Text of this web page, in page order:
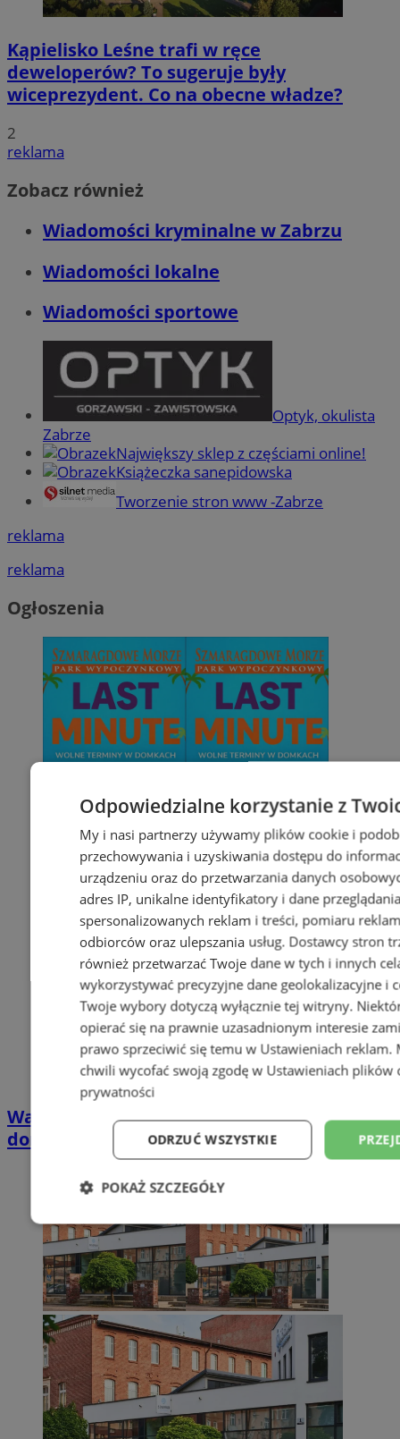
Kąpielisko Leśne trafi w ręce
deweloperów? To sugeruje były
wiceprezydent. Co na obecne władze?
2
reklama
Zobacz również
Wiadomości kryminalne w Zabrzu
Wiadomości lokalne
Wiadomości sportowe
Optyk, okulista
Zabrze
Największy sklep z częściami online!
Książeczka sanepidowska
Tworzenie stron www -Zabrze
reklama
reklama
Ogłoszenia
Wakacyjny wypoczynek nad Bałtykiem w
domkach Szmaragdowe Morze
Odpowiedzialne korzystanie z
My i nasi partnerzy używamy plików cookie i
przechowywania i uzyskiwania dostępu do
urządzeniu oraz do przetwarzania danych
adres IP, unikalne identyfikatory i dane
spersonalizowanych reklam i treści, pomiaru
odbiorców oraz ulepszania usług. Dostawcy stron
również przetwarzać Twoje dane w tych i innych
wykorzystywać precyzyjne dane geolokalizacyjne i
Twoje wybory dotyczą wyłącznie tej witryny.
opierać się na prawnie uzasadnionym interesie
prawo sprzeciwić się temu w Ustawieniach reklam.
chwili wycofać swoją zgodę w Ustawieniach plików
prywatności
ODRZUĆ WSZYSTKIE
POKAŻ SZCZEGÓŁY
Niezbędne Wydajność
Niesklasyfikowane
Niezbędne Wydajność Targetowanie